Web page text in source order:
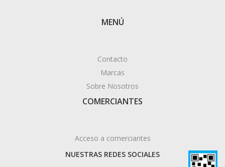
MENÚ
Contacto
Marcas
Sobre Nosotros
COMERCIANTES
Acceso a comerciantes
NUESTRAS REDES SOCIALES